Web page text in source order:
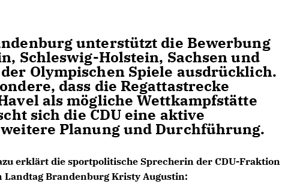
unterstützt die Bewerbung
Schleswig-Holstein, Sachsen und
Olympischen Spiele ausdrücklich.
dass die Regattastrecke
als mögliche Wettkampfstätte
sich die CDU eine aktive
Planung und Durchführung.
erklärt die sportpolitische Sprecherin der CDU-Fraktion
Landtag Brandenburg Kristy Augustin: